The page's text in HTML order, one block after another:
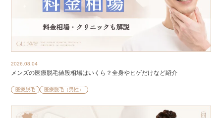
2026.08.04
メンズの医療脱毛値段相場はいくら？全身やヒゲだけなど紹介
医療脱毛 医療脱毛（男性）